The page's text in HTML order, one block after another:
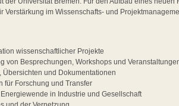
im Wissenschafts- und
wissenschaftlicher Projekte
von Besprechungen, Workshops und
und Dokumentationen
für Forschung und Transfer
in Industrie und Gesellschaft